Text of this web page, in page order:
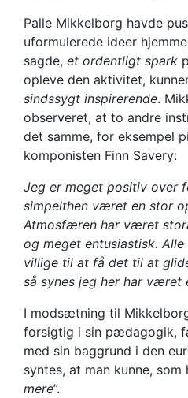
Palle Mikkelborg havde
uformulerede ideer
sagde, et ordentligt spark
opleve den aktivitet,
sindssygt inspirerende.
observeret, at to andre
det samme, for eksempel
komponisten Finn Savery:
Jeg er meget positiv over
simpelthen været en stor
Atmosfæren har været
og meget entusiastisk.
villige til at få det til at
så synes jeg her har været
I modsætning til
forsigtig i sin pædagogik,
med sin baggrund i den
syntes, at man kunne, som
mere”.